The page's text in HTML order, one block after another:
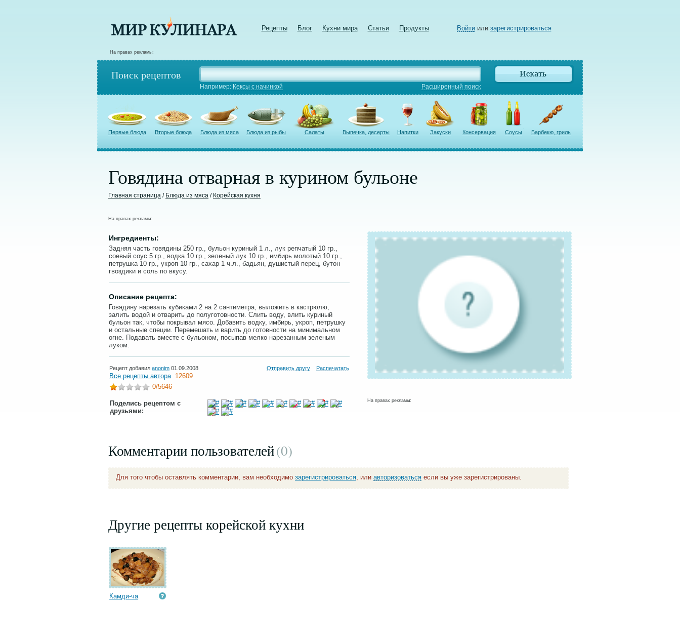
Рецепты Блог Кухни мира Статьи Продукты Войтиили зарегистрироваться
На правах рекламы:
Поиск рецептов
Например: Кексы с начинкой Расширенный поиск
Первые блюда Вторые блюда Блюда из мяса Блюда из рыбы Салаты Выпечка, десерты Напитки Закуски Консервация Соусы Барбекю, гриль
Говядина отварная в курином бульоне
Главная страница / Блюда из мяса / Корейская кухня
На правах рекламы:
Ингредиенты:
Задняя часть говядины 250 гр., бульон куриный 1 л., лук репчатый 10 гр.,
соевый соус 5 гр., водка 10 гр., зеленый лук 10 гр., имбирь молотый 10 гр.,
петрушка 10 гр., укроп 10 гр., сахар 1 ч.л., бадьян, душистый перец, бутон
гвоздики и соль по вкусу.
Описание рецепта:
Говядину нарезать кубиками 2 на 2 сантиметра, выложить в кастрюлю,
залить водой и отварить до полуготовности. Слить воду, влить куриный
бульон так, чтобы покрывал мясо. Добавить водку, имбирь, укроп, петрушку
и остальные специи. Перемешать и варить до готовности на минимальном
огне. Подавать вместе с бульоном, посыпав мелко нарезанным зеленым
луком.
Рецепт добавил anonim 01.09.2008 Отправить другу Распечатать
Все рецепты автора 12609
0/5646
Поделись рецептом с
друзьями:
На правах рекламы:
Комментарии пользователей(0)
Для того чтобы оставлять комментарии, вам необходимо зарегистрироваться, или авторизоваться если вы уже зарегистрированы.
Другие рецепты корейской кухни
Камди-ча